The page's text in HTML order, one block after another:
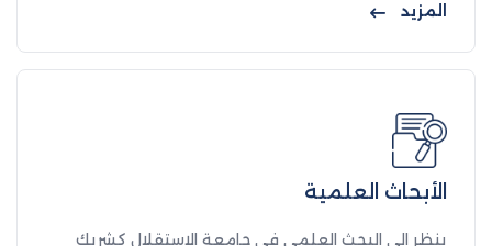
المزيد
الأبحاث العلمية
ينظر الى البحث العلمى في جامعة الاستقلال كشريك